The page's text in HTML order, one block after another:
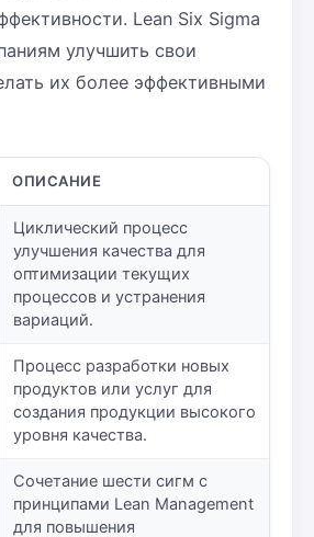
Lean Six Sigma
улучшить свои
их более эффективными
ОПИСАНИЕ
Циклический процесс
улучшения качества для
оптимизации текущих
процессов и устранения
вариаций.
Процесс разработки новых
продуктов или услуг для
создания продукции высокого
уровня качества.
Сочетание шести сигм с
принципами Lean Management
для повышения